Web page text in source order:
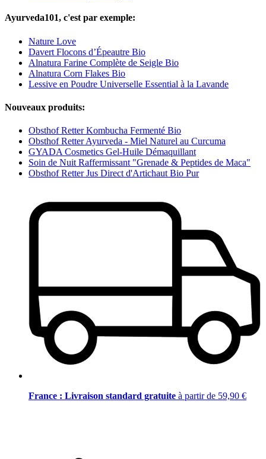
Ayurveda101, c'est par exemple:
Nature Love
Davert Flocons d’Épeautre Bio
Alnatura Farine Complète de Seigle Bio
Alnatura Corn Flakes Bio
Lessive en Poudre Universelle Essential à la Lavande
Nouveaux produits:
Obsthof Retter Kombucha Fermenté Bio
Obsthof Retter Ayurveda - Miel Naturel au Curcuma
GYADA Cosmetics Gel-Huile Démaquillant
Soin de Nuit Raffermissant "Grenade & Peptides de Maca"
Obsthof Retter Jus Direct d'Artichaut Bio Pur
France : Livraison standard gratuite à partir de 59,90 €